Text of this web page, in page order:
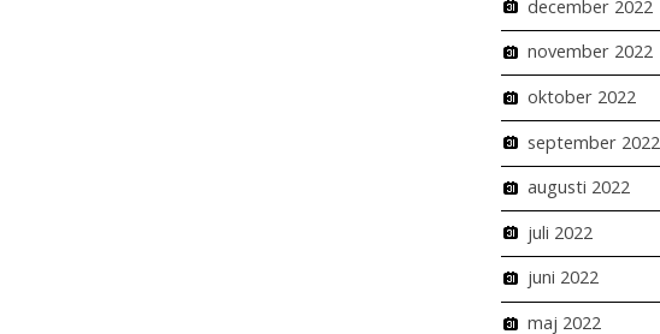
december 2022
november 2022
oktober 2022
september 2022
augusti 2022
juli 2022
juni 2022
maj 2022